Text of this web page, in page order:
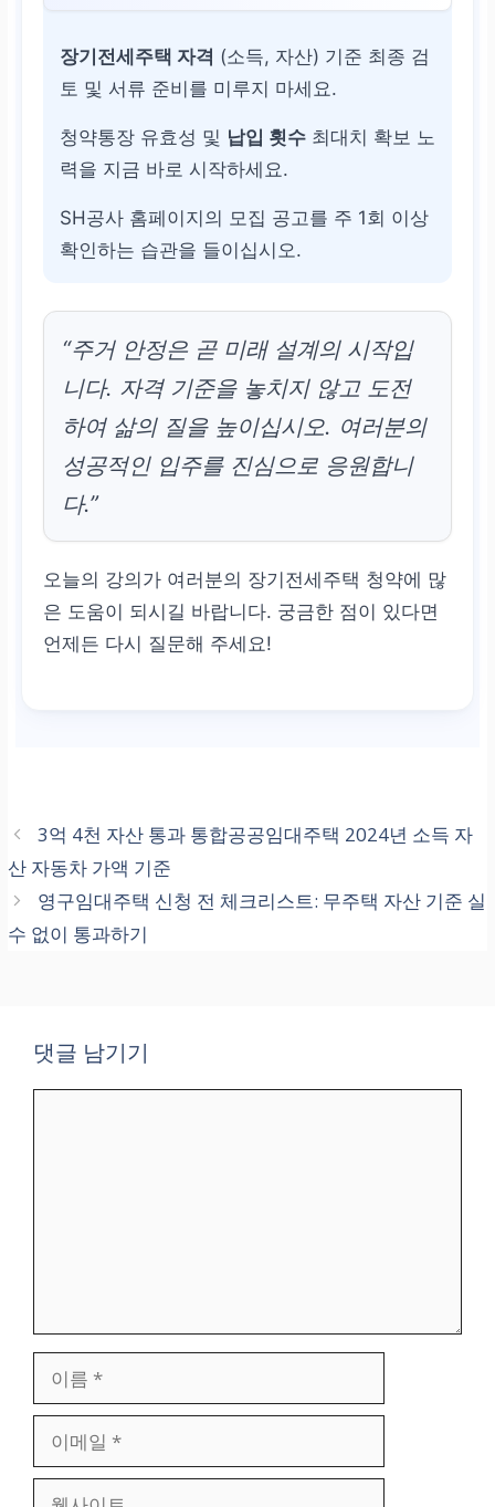
(면적별 상이)
맞벌이 가구 최대 200% 특
례 적용 가능
총자산 기준
총자산3억 7천만 원 내외
산 합산(부채 공제)
순위 결정
청약통장납입 횟수 (85㎡
이하)
위 필수 조건
장기전세주택 자격 (소득, 자산) 기준 최종 검
토 및 서류 준비를 미루지 마세요.
청약통장 유효성 및 납입 횟수 최대치 확보 노
력을 지금 바로 시작하세요.
SH공사 홈페이지의 모집 공고를 주 1회 이상
확인하는 습관을 들이십시오.
“주거 안정은 곧 미래 설계의 시작입
니다. 자격 기준을 놓치지 않고 도전
하여 삶의 질을 높이십시오. 여러분의
성공적인 입주를 진심으로 응원합니
다.”
오늘의 강의가 여러분의 장기전세주택 청약에 많
은 도움이 되시길 바랍니다. 궁금한 점이 있다면
언제든 다시 질문해 주세요!
3억 4천 자산 통과 통합공공임대주택 2024년 소득 자
산 자동차 가액 기준
영구임대주택 신청 전 체크리스트: 무주택 자산 기준 실
수 없이 통과하기
댓글 남기기
일